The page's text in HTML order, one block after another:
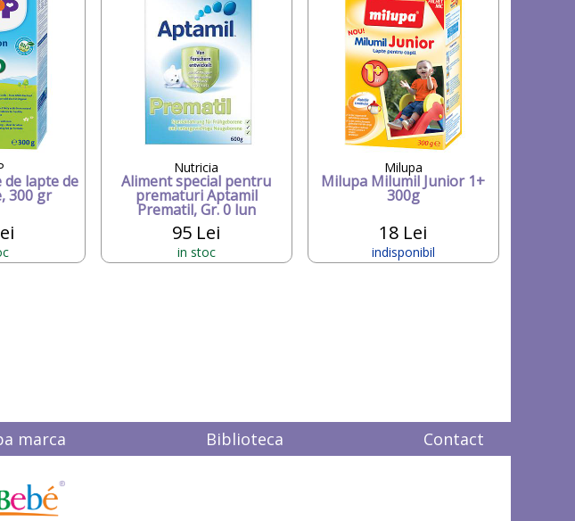
de lapte de
300 gr
Nutricia
Aliment special pentru
prematuri Aptamil
Prematil, Gr. 0 lun
95 Lei
in stoc
Milupa
Milupa Milumil Junior 1+
300g
18 Lei
indisponibil
marca Biblioteca Contact